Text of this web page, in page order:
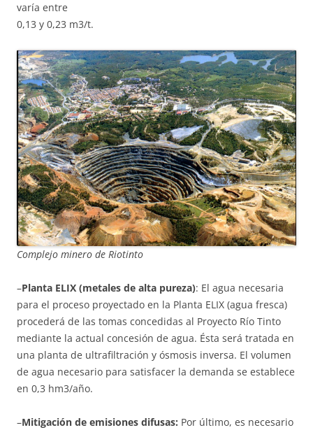
varía entre
0,13 y 0,23 m3/t.
Complejo minero de Riotinto
–Planta ELIX (metales de alta pureza): El agua necesaria
para el proceso proyectado en la Planta ELIX (agua fresca)
procederá de las tomas concedidas al Proyecto Río Tinto
mediante la actual concesión de agua. Ésta será tratada en
una planta de ultrafiltración y ósmosis inversa. El volumen
de agua necesario para satisfacer la demanda se establece
en 0,3 hm3/año.
–Mitigación de emisiones difusas: Por último, es necesario